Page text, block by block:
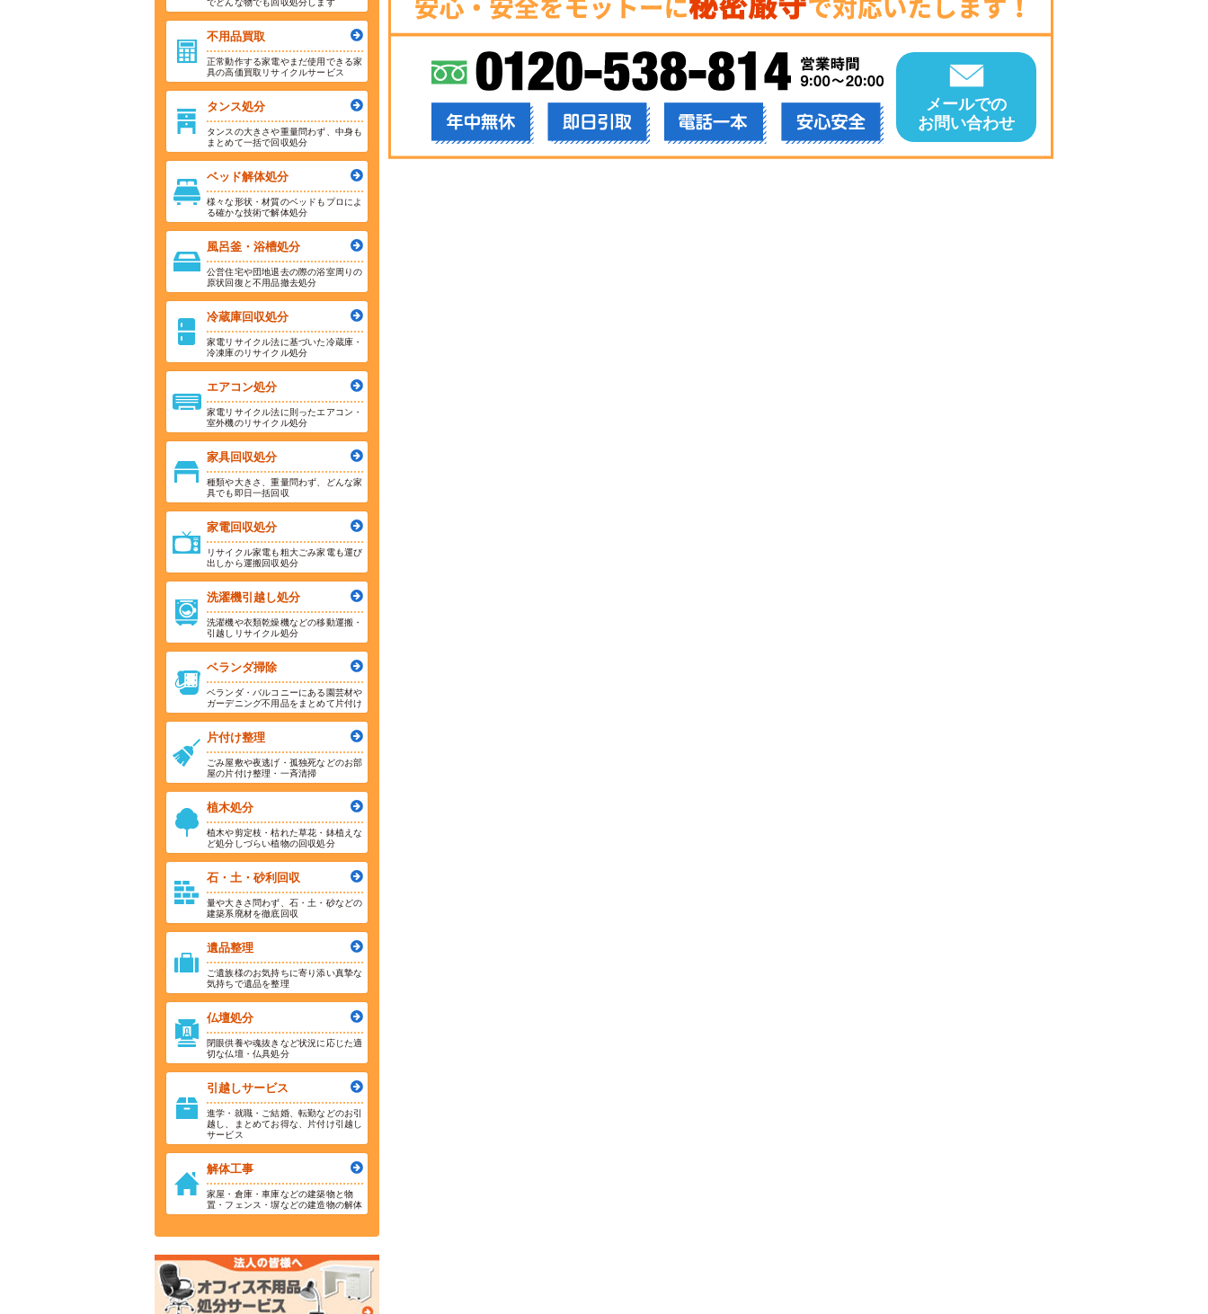
メールでの
お問い合わせ
不用品買取
正常動作する家電やまだ使用できる家
具の高価買取リサイクルサービス
タンス処分
タンスの大きさや重量問わず、中身も
まとめて一括で回収処分
ベッド解体処分
様々な形状・材質のベッドもプロによ
る確かな技術で解体処分
風呂釜・浴槽処分
公営住宅や団地退去の際の浴室周りの
原状回復と不用品撤去処分
冷蔵庫回収処分
家電リサイクル法に基づいた冷蔵庫・
冷凍庫のリサイクル処分
エアコン処分
家電リサイクル法に則ったエアコン・
室外機のリサイクル処分
家具回収処分
種類や大きさ、重量問わず、どんな家
具でも即日一括回収
家電回収処分
リサイクル家電も粗大ごみ家電も運び
出しから運搬回収処分
洗濯機引越し処分
洗濯機や衣類乾燥機などの移動運搬・
引越しリサイクル処分
ベランダ掃除
ベランダ・バルコニーにある園芸材や
ガーデニング不用品をまとめて片付け
片付け整理
ごみ屋敷や夜逃げ・孤独死などのお部
屋の片付け整理・一斉清掃
植木処分
植木や剪定枝・枯れた草花・鉢植えな
ど処分しづらい植物の回収処分
石・土・砂利回収
量や大きさ問わず、石・土・砂などの
建築系廃材を徹底回収
遺品整理
ご遺族様のお気持ちに寄り添い真摯な
気持ちで遺品を整理
仏壇処分
閉眼供養や魂抜きなど状況に応じた適
切な仏壇・仏具処分
引越しサービス
進学・就職・ご結婚、転勤などのお引
越し、まとめてお得な、片付け引越し
サービス
解体工事
家屋・倉庫・車庫などの建築物と物
置・フェンス・塀などの建造物の解体